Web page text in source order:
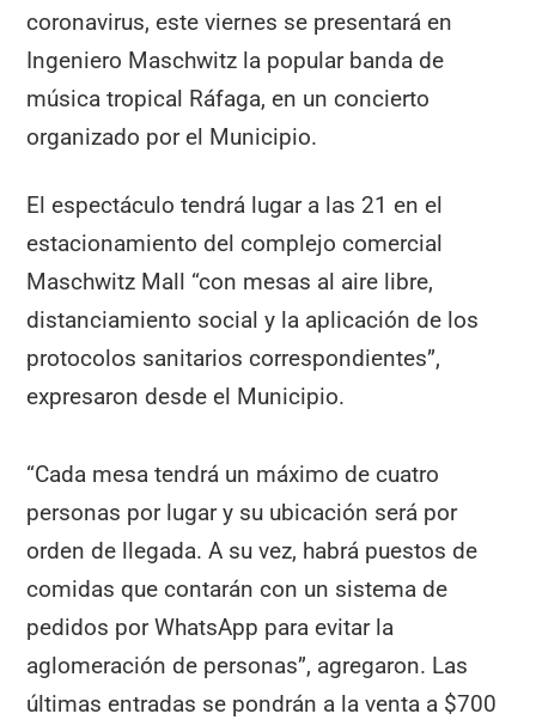
coronavirus, este viernes se presentará en
Ingeniero Maschwitz la popular banda de
música tropical Ráfaga, en un concierto
organizado por el Municipio.
El espectáculo tendrá lugar a las 21 en el
estacionamiento del complejo comercial
Maschwitz Mall “con mesas al aire libre,
distanciamiento social y la aplicación de los
protocolos sanitarios correspondientes”,
expresaron desde el Municipio.
“Cada mesa tendrá un máximo de cuatro
personas por lugar y su ubicación será por
orden de llegada. A su vez, habrá puestos de
comidas que contarán con un sistema de
pedidos por WhatsApp para evitar la
aglomeración de personas”, agregaron. Las
últimas entradas se pondrán a la venta a $700